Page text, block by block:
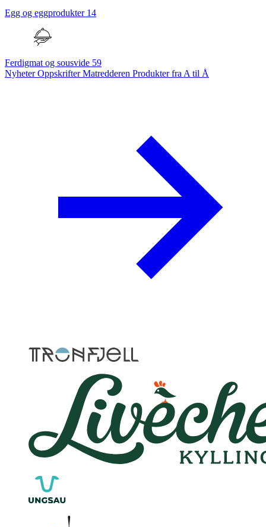
Egg og eggprodukter 14
Ferdigmat og sousvide 59
NyheterOppskrifterMatredderen Produkter fra A til Å